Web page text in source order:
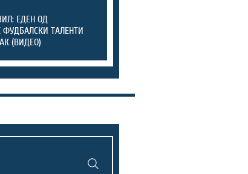
ЕДЕН ОД
ФУДБАЛСКИ ТАЛЕНТИ
(ВИДЕО)